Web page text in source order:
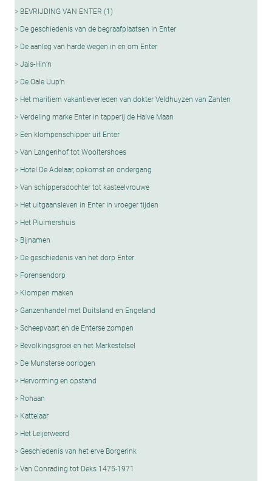
BEVRIJDING VAN ENTER (1)
De geschiedenis van de begraafplaatsen in Enter
De aanleg van harde wegen in en om Enter
Jais-Hin’n
De Oale Uup’n
Het maritiem vakantieverleden van dokter Veldhuyzen van Zanten
Verdeling marke Enter in tapperij de Halve Maan
Een klompenschipper uit Enter
Van Langenhof tot Wooltershoes
Hotel De Adelaar, opkomst en ondergang
Van schippersdochter tot kasteelvrouwe
Het uitgaansleven in Enter in vroeger tijden
Het Pluimershuis
Bijnamen
De geschiedenis van het dorp Enter
Forensendorp
Klompen maken
Ganzenhandel met Duitsland en Engeland
Scheepvaart en de Enterse zompen
Bevolkingsgroei en het Markestelsel
De Munsterse oorlogen
Hervorming en opstand
Rohaan
Kattelaar
Het Leijerweerd
Geschiedenis van het erve Borgerink
Van Conrading tot Deks 1475-1971